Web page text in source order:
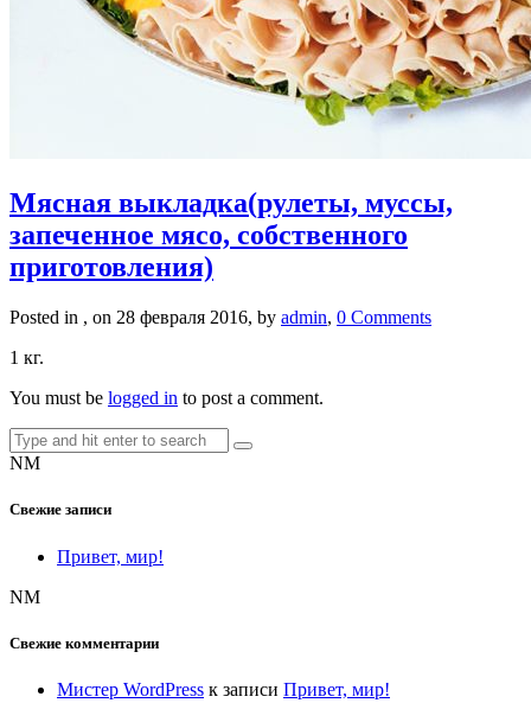
Мясная выкладка(рулеты, муссы,
запеченное мясо, собственного
приготовления)
Posted in , on 28 февраля 2016, by admin, 0 Comments
1 кг.
You must be logged in to post a comment.
NM
Свежие записи
Привет, мир!
NM
Свежие комментарии
Мистер WordPress к записи Привет, мир!